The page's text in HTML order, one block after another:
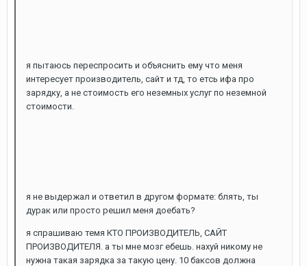
я пытаюсь переспросить и объяснить ему что меня
интересует производитель, сайт и тд, то етсь ифа про
зарядку, а не стоимость его неземных услуг по неземной
стоимости.
я не выдержал и ответил в другом формате: блять, ты
дурак или просто решил меня доебать?
я спрашиваю темя КТО ПРОИЗВОДИТЕЛЬ, САЙТ
ПРОИЗВОДИТЕЛЯ. а ты мне мозг ебешь. нахуй никому не
нужна такая зарядка за такую цену. 10 баксов должна